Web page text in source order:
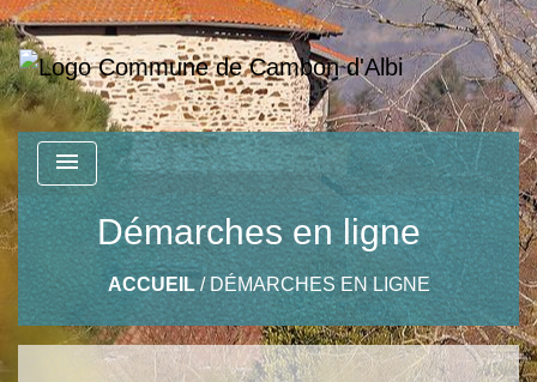
menu
Démarches en ligne
ACCUEIL/DÉMARCHES EN LIGNE